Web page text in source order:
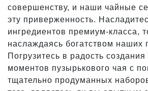
совершенству, и наши чайные
эту приверженность.
ингредиентов премиум-класса,
наслаждаясь богатством наших
Погрузитесь в радость
моментов пузырькового чая с
тщательно продуманных